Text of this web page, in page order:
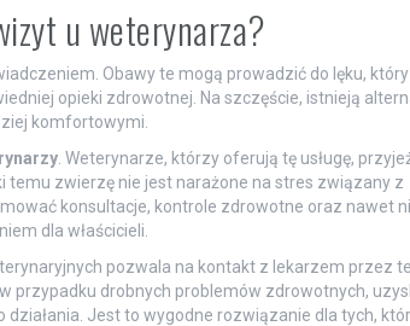
u weterynarza?
Obawy te mogą prowadzić do lęku, który
opieki zdrowotnej. Na szczęście, istnieją
komfortowymi.
. Weterynarze, którzy oferują tę usługę,
temu zwierzę nie jest narażone na stres związany z
konsultacje, kontrole zdrowotne oraz nawet
dla właścicieli.
pozwala na kontakt z lekarzem przez
przypadku drobnych problemów zdrowotnych,
Jest to wygodne rozwiązanie dla tych,